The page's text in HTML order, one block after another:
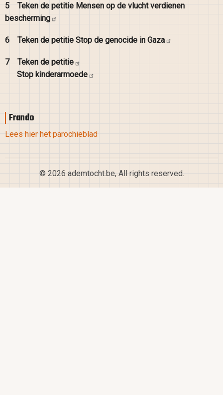
5 Teken de petitie Mensen op de vlucht verdienen
bescherming
6 Teken de petitie Stop de genocide in Gaza
7 Teken de petitie
Stop kinderarmoede
Frando
Lees hier het parochieblad
© 2026 ademtocht.be, All rights reserved.